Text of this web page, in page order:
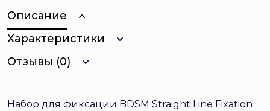
Описание
Характеристики
Отзывы (0)
Набор для фиксации BDSM Straight Line Fixation